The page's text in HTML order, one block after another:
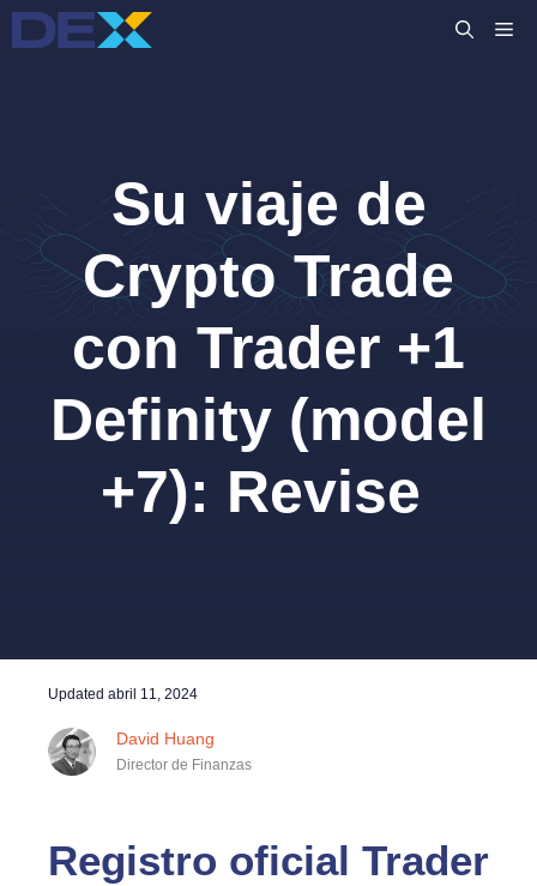
Saltar
al
Su viaje de
Crypto Trade
con Trader +1
Definity (model
+7): Revise
Updated abril 11, 2024
David Huang
Director de Finanzas
Registro oficial Trader